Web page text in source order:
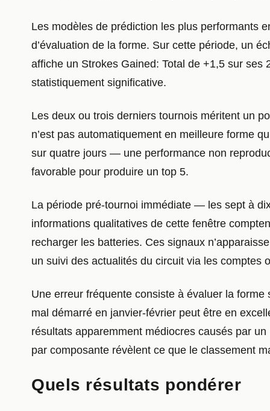
Les modèles de prédiction les plus performants
d’évaluation de la forme. Sur cette période, un
affiche un Strokes Gained: Total de +1,5 sur
statistiquement significative.
Les deux ou trois derniers tournois méritent un
n’est pas automatiquement en meilleure forme
sur quatre jours — une performance non
favorable pour produire un top 5.
La période pré-tournoi immédiate — les sept à
informations qualitatives de cette fenêtre
recharger les batteries. Ces signaux
un suivi des actualités du circuit via les comptes
Une erreur fréquente consiste à évaluer la
mal démarré en janvier-février peut être en
résultats apparemment médiocres causés par
par composante révèlent ce que le classement
Quels résultats pondérer